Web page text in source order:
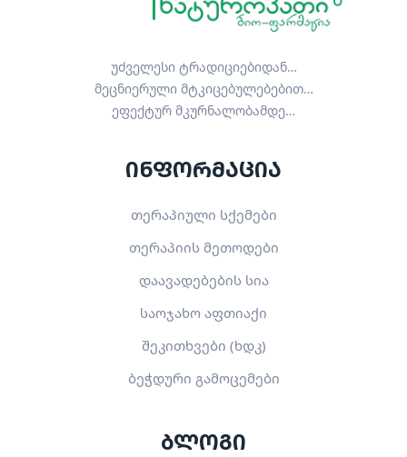
უძველესი ტრადიციებიდან…
მეცნიერული მტკიცებულებებით…
ეფექტურ მკურნალობამდე…
ინფორმაცია
თერაპიული სქემები
თერაპიის მეთოდები
დაავადებების სია
საოჯახო აფთიაქი
შეკითხვები (ხდკ)
ბეჭდური გამოცემები
ბლოგი